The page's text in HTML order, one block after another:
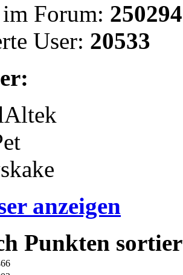
Forum: 250294
User: 20533
anzeigen
Punkten